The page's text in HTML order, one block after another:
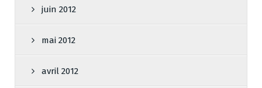
juin 2012
mai 2012
avril 2012